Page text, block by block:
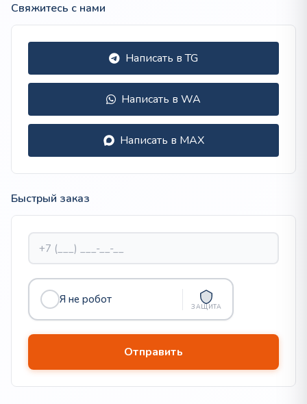
Свяжитесь с нами
Написать в TG
Написать в WA
Написать в MAX
Быстрый заказ
Я не робот
ЗАЩИТА